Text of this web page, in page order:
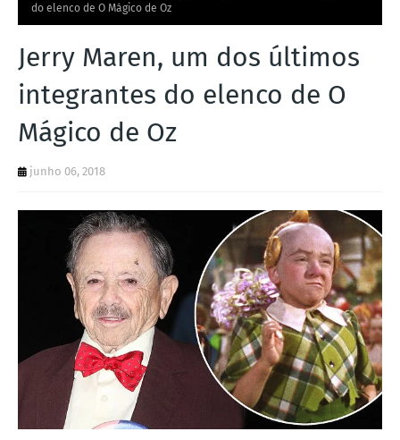
M
A
O
do elenco de O Mágico de Oz
Jerry Maren, um dos últimos
integrantes do elenco de O
Mágico de Oz
junho 06, 2018